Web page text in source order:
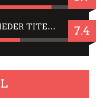
JING JING: IN-THAI RÄUMT WIEDER TITEL AB – EIN ZWEI-STUNDEN-ERLEBNISBERICHT 7.4